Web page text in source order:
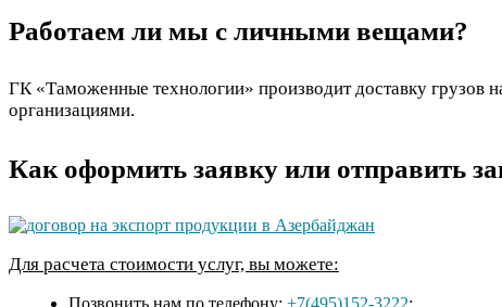
Работаем ли мы с личными вещами?
ГК «Таможенные технологии» производит доставку грузов
организациями.
Как оформить заявку или отправить
Для расчета стоимости услуг, вы можете:
Позвонить нам по телефону: +7(495)152-3222;